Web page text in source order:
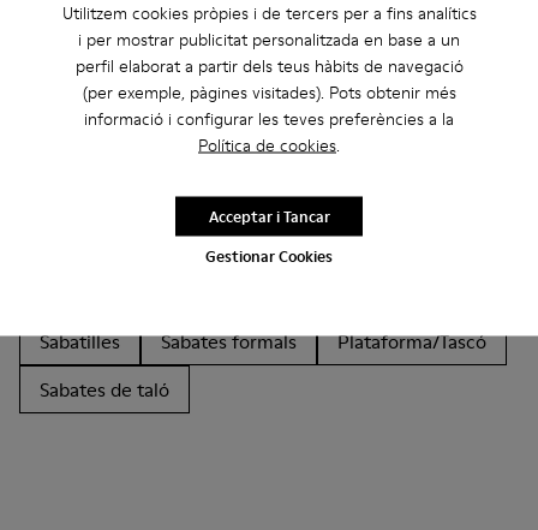
Utilitzem cookies pròpies i de tercers per a fins analítics
i per mostrar publicitat personalitzada en base a un
perfil elaborat a partir dels teus hàbits de navegació
(per exemple, pàgines visitades). Pots obtenir més
informació i configurar les teves preferències a la
Política de cookies.
Gestionar Cookies
Acceptar i Tancar
Altres Categories
Sabates sense pell
Ballarines
Mocassins Clogs
Sabatilles
Sabates formals
Plataforma/Tascó
Sabates de taló